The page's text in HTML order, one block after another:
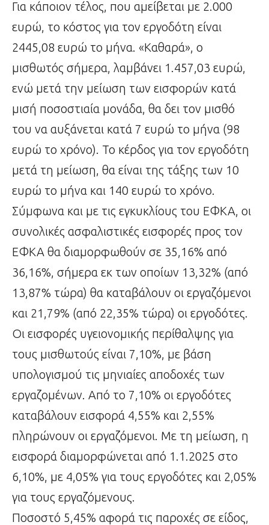
Για κάποιον τέλος, που αμείβεται με 2.000
ευρώ, το κόστος για τον εργοδότη είναι
2445,08 ευρώ το μήνα. «Καθαρά», ο
μισθωτός σήμερα, λαμβάνει 1.457,03 ευρώ,
ενώ μετά την μείωση των εισφορών κατά
μισή ποσοστιαία μονάδα, θα δει τον μισθό
του να αυξάνεται κατά 7 ευρώ το μήνα (98
ευρώ το χρόνο). Το κέρδος για τον εργοδότη
μετά τη μείωση, θα είναι της τάξης των 10
ευρώ το μήνα και 140 ευρώ το χρόνο.
Σύμφωνα και με τις εγκυκλίους του ΕΦΚΑ, οι
συνολικές ασφαλιστικές εισφορές προς τον
ΕΦΚΑ θα διαμορφωθούν σε 35,16% από
36,16%, σήμερα εκ των οποίων 13,32% (από
13,87% τώρα) θα καταβάλουν οι εργαζόμενοι
και 21,79% (από 22,35% τώρα) οι εργοδότες.
Οι εισφορές υγειονομικής περίθαλψης για
τους μισθωτούς είναι 7,10%, με βάση
υπολογισμού τις μηνιαίες αποδοχές των
εργαζομένων. Από το 7,10% οι εργοδότες
καταβάλουν εισφορά 4,55% και 2,55%
πληρώνουν οι εργαζόμενοι. Με τη μείωση, η
εισφορά διαμορφώνεται από 1.1.2025 στο
6,10%, με 4,05% για τους εργοδότες και 2,05%
για τους εργαζόμενους.
Ποσοστό 5,45% αφορά τις παροχές σε είδος,